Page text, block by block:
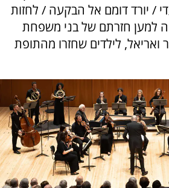
/ יורד דומם אל הבקעה / לחזות
למען חזרתם של בני משפחת
ואריאל, לילדים שחזרו מהתופת